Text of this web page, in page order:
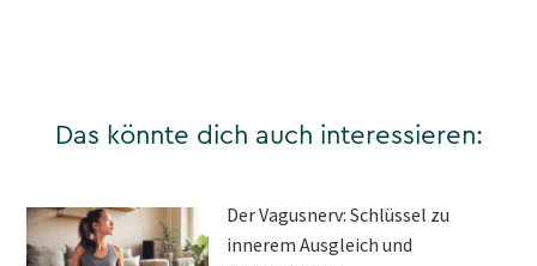
Das könnte dich auch interessieren:
Der Vagusnerv: Schlüssel zu
innerem Ausgleich und